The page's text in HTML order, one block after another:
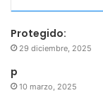
Protegido:
29 diciembre, 2025
p
10 marzo, 2025